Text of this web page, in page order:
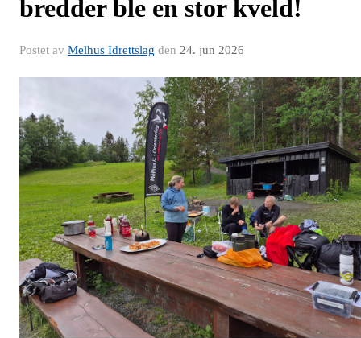
bredder ble en stor kveld!
Postet av Melhus Idrettslag den 24. jun 2026